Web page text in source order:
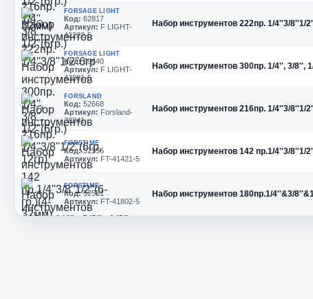
FORSAGE LIGHT
Код: 62817
Артикул: F LIGHT-
42222-5
Набор инструментов 222пр. 1/4''3/8''1/
FORSAGE LIGHT
Код:59640
Артикул: F LIGHT-
43001-5
Набор инструментов 300пр. 1/4'', 3/8'',
FORSLAND
Код: 52668
Артикул: Forsland-
38841
Набор инструментов 216пр. 1/4''3/8''1/
FORSTIME
Код:52556
Артикул: FT-41421-5
Набор инструментов 142 пр.1/4''3/8''1/
FORSTIME
Код:52551
Артикул: FT-41802-5
Набор инструментов 180пр.1/4''&3/